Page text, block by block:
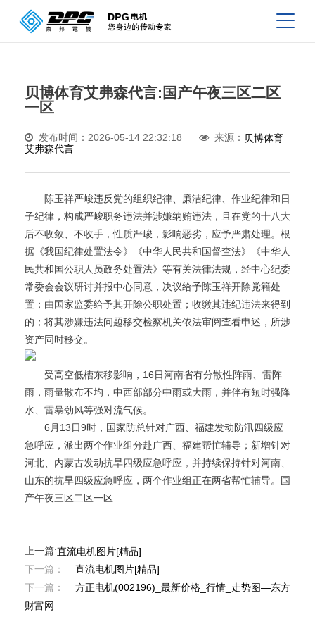
贝博体育艾弗森代言:国产午夜三区二区
一区
发布时间：2026-05-14 22:32:18 来源： 贝博体育
艾弗森代言
陈玉祥严峻违反党的组织纪律、廉洁纪律、作业纪律和日
子纪律，构成严峻职务违法并涉嫌纳贿违法，且在党的十八大
后不收敛、不收手，性质严峻，影响恶劣，应予严肃处理。根
据《我国纪律处置法令》《中华人民共和国督查法》《中华人
民共和国公职人员政务处置法》等有关法律法规，经中心纪委
常委会会议研讨并报中心同意，决议给予陈玉祥开除党籍处
置；由国家监委给予其开除公职处置；收缴其违纪违法来得到
的；将其涉嫌违法问题移交检察机关依法审阅查看申述，所涉
资产同时移交。
受高空低槽东移影响，16日河南省有分散性阵雨、雷阵
雨，雨量散布不均，中西部部分中雨或大雨，并伴有短时强降
水、雷暴劲风等强对流气候。
6月13日9时，国家防总针对广西、福建发动防汛四级应
急呼应，派出两个作业组分赴广西、福建帮忙辅导；新增针对
河北、内蒙古发动抗旱四级应急呼应，并持续保持针对河南、
山东的抗旱四级应急呼应，两个作业组正在两省帮忙辅导。国
产午夜三区二区一区
上一篇:直流电机图片[精品]
下一篇：
直流电机图片[精品]
下一篇：
方正电机(002196)_最新价格_行情_走势图—东方
财富网